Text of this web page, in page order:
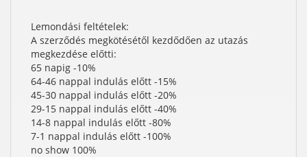
Lemondási feltételek:
A szerződés megkötésétől kezdődően az utazás
megkezdése előtti:
65 napig -10%
64-46 nappal indulás előtt -15%
45-30 nappal indulás előtt -20%
29-15 nappal indulás előtt -40%
14-8 nappal indulás előtt -80%
7-1 nappal indulás előtt -100%
no show 100%